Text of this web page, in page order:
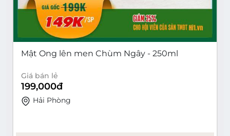
Mật Ong lên men Chùm Ngây - 250ml
Giá bán lẻ
199,000đ
Hải Phòng